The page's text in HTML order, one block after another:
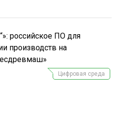
российское ПО для
производств на
Цифровая среда